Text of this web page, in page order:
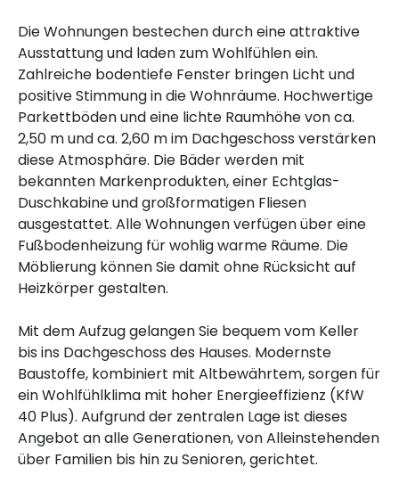
Die Wohnungen bestechen durch eine attraktive
Ausstattung und laden zum Wohlfühlen ein.
Zahlreiche bodentiefe Fenster bringen Licht und
positive Stimmung in die Wohnräume. Hochwertige
Parkettböden und eine lichte Raumhöhe von ca.
2,50 m und ca. 2,60 m im Dachgeschoss verstärken
diese Atmosphäre. Die Bäder werden mit
bekannten Markenprodukten, einer Echtglas-
Duschkabine und großformatigen Fliesen
ausgestattet. Alle Wohnungen verfügen über eine
Fußbodenheizung für wohlig warme Räume. Die
Möblierung können Sie damit ohne Rücksicht auf
Heizkörper gestalten.
Mit dem Aufzug gelangen Sie bequem vom Keller
bis ins Dachgeschoss des Hauses. Modernste
Baustoffe, kombiniert mit Altbewährtem, sorgen für
ein Wohlfühlklima mit hoher Energieeffizienz (KfW
40 Plus). Aufgrund der zentralen Lage ist dieses
Angebot an alle Generationen, von Alleinstehenden
über Familien bis hin zu Senioren, gerichtet.